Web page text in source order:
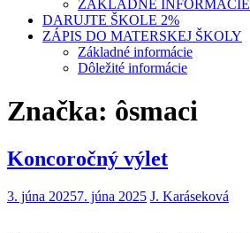
ZÁKLADNÉ INFORMÁCIE
DARUJTE ŠKOLE 2%
ZÁPIS DO MATERSKEJ ŠKOLY
Základné informácie
Dôležité informácie
Značka: ôsmaci
Koncoročný výlet
3. júna 20257. júna 2025 J. Karáseková